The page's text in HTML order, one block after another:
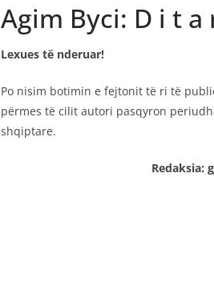
Agim Byci: D i t
Lexues të nderuar!
Po nisim botimin e fejtonit të ri të
përmes të cilit autori pasqyron
shqiptare.
Redaksia: